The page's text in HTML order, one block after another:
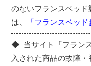
のないフランスベッ
は、
「フランスベッド
当サイト「フラン
入された商品の故障